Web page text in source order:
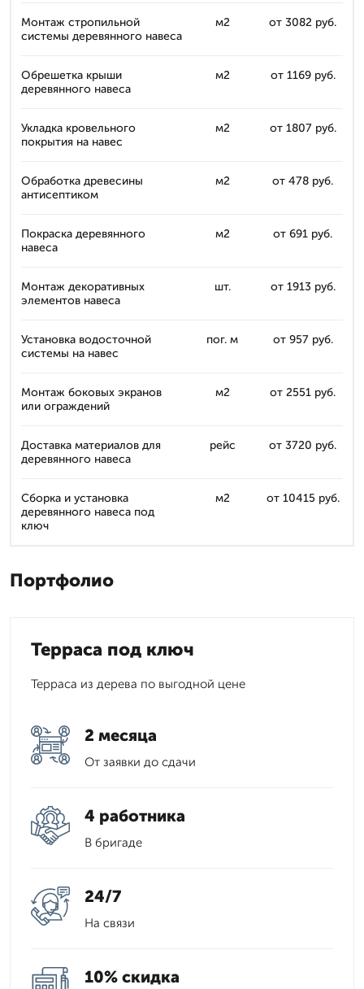
Монтаж стропильной
системы деревянного навеса
м2 от 3082 руб.
Обрешетка крыши
деревянного навеса
м2 от 1169 руб.
Укладка кровельного
покрытия на навес
м2 от 1807 руб.
Обработка древесины
антисептиком
м2 от 478 руб.
Покраска деревянного
навеса
м2 от 691 руб.
Монтаж декоративных
элементов навеса
шт. от 1913 руб.
Установка водосточной
системы на навес
пог. м от 957 руб.
Монтаж боковых экранов
или ограждений
м2 от 2551 руб.
Доставка материалов для
деревянного навеса
рейс от 3720 руб.
Сборка и установка
деревянного навеса под
ключ
м2 от 10415 руб.
Портфолио
Терраса под ключ
Терраса из дерева по выгодной цене
2 месяца
От заявки до сдачи
4 работника
В бригаде
24/7
На связи
10% скидка